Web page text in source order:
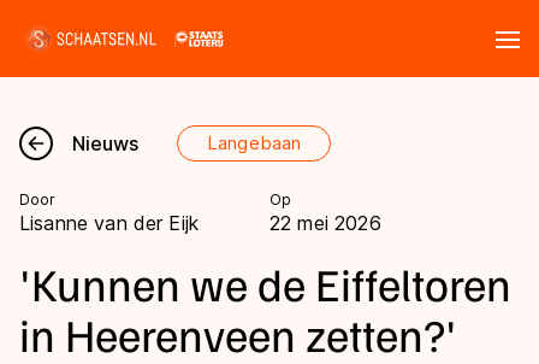
Nieuws
Kalender
Disciplines
Nieuws Langebaan
Door
Lisanne van der Eijk
Op
22 mei 2026
'Kunnen we de Eiffeltoren
in Heerenveen zetten?'